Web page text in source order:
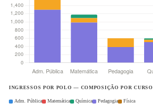
INGRESSOS POR POLO — COMPOSIÇÃO POR CURSO
Adm. Pública Matemática Química Pedagogia Física